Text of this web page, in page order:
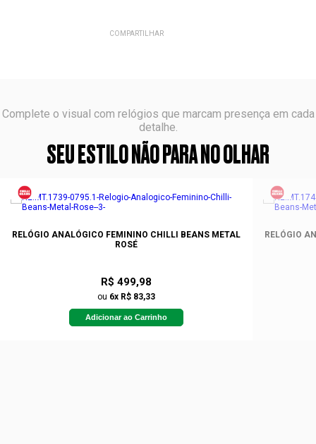
COMPARTILHAR
Complete o visual com relógios que marcam presença em cada
detalhe.
SEU ESTILO NÃO PARA NO OLHAR
RELÓGIO ANALÓGICO FEMININO CHILLI BEANS METAL
ROSÉ
R$ 499,98
ou 6x R$ 83,33
Adicionar ao Carrinho
RELÓGIO